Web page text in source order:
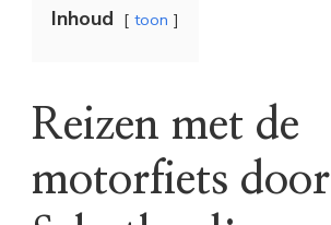
Inhoud toon
Reizen met de
motorfiets door